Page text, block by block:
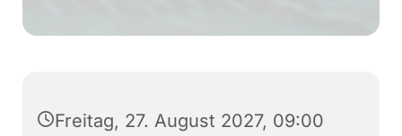
Freitag, 27. August 2027, 09:00